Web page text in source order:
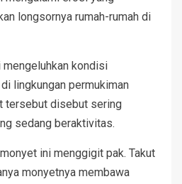
longsornya rumah-rumah di
mengeluhkan kondisi
lingkungan permukiman
tersebut disebut sering
sedang beraktivitas.
ini menggigit pak. Takut
monyetnya membawa